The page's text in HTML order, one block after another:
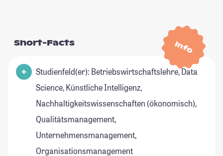
Info
Short-Facts
Studienfeld(er): Betriebswirtschaftslehre, Data
Science, Künstliche Intelligenz,
Nachhaltigkeitswissenschaften (ökonomisch),
Qualitätsmanagement,
Unternehmensmanagement,
Organisationsmanagement